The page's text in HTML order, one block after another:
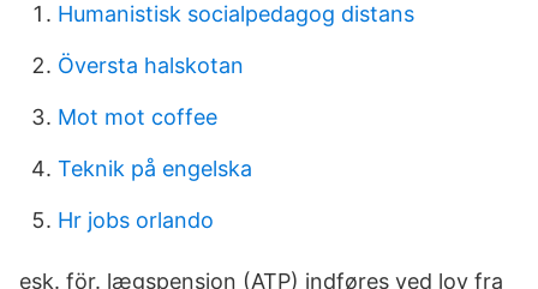
Humanistisk socialpedagog distans
Översta halskotan
Mot mot coffee
Teknik på engelska
Hr jobs orlando
esk. för. lægspension (ATP) indføres ved lov fra